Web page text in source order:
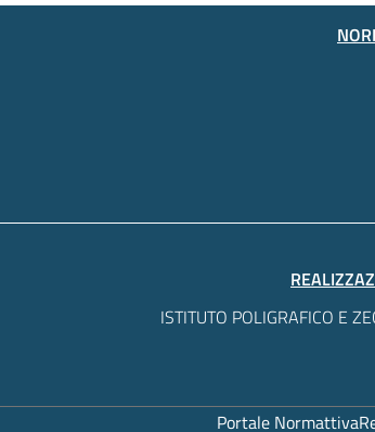
ISTITUTO POLIGRAFICO E
Portale